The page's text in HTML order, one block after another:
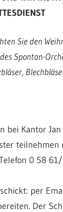
Sie den
Spontan-
bei Kantor
teilnehmen
0 58
per
Der